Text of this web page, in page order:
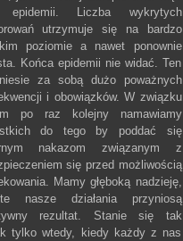
epidemii. Liczba wykrytych
utrzymuje się na bardzo
poziomie a nawet ponownie
Końca epidemii nie widać. Ten
za sobą dużo poważnych
i obowiązków. W związku
po raz kolejny namawiamy
do tego by poddać się
nakazom związanym z
się przed możliwością
Mamy głęboką nadzieję,
nasze działania przyniosą
rezultat. Stanie się tak
tylko wtedy, kiedy każdy z nas